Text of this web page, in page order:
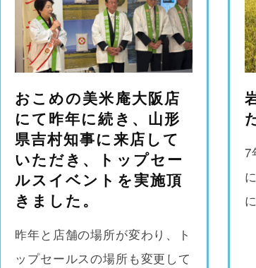
おこめの美米庵大阪店
にて昨年に続き、山形
県吉村知事に来店して
いただき、トップセー
ルスイベントを実施頂
きました。
昨年と店舗の場所が変わり、ト
ップセールスの場所も変更して
7